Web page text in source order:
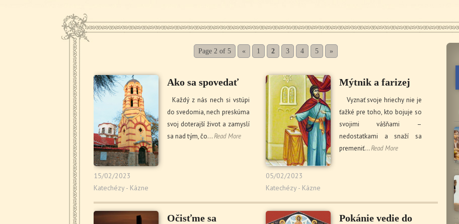
Page 2 of 5 « 1 2 3 4 5 »
15/02/2023
Katechézy - Kázne
Ako sa spovedať
Každý z nás nech si vstúpi
do svedomia, nech preskúma
svoj doterajší život a zamyslí
sa nad tým, čo…Read More
05/02/2023
Katechézy - Kázne
Mýtnik a farizej
Vyznať svoje hriechy nie je
ťažké pre toho, kto bojuje so
svojimi vášňami –
nedostatkami a snaží sa
premeniť…Read More
Očisťme sa
Pokánie vedie do